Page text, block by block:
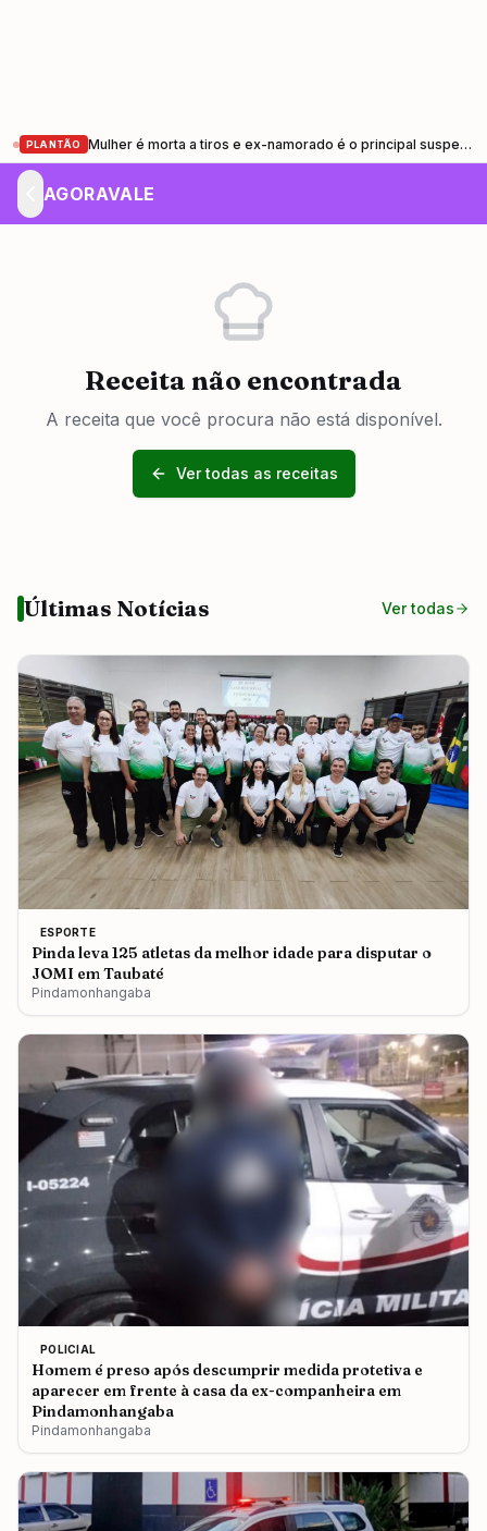
PLANTÃO Mulher é morta a tiros e ex-namorado é o principal suspeito em Pindamonhangaba
AGORAVALE
Receita não encontrada
A receita que você procura não está disponível.
Ver todas as receitas
Últimas Notícias Ver todas
ESPORTE
Pinda leva 125 atletas da melhor idade para disputar o
JOMI em Taubaté
Pindamonhangaba
POLICIAL
Homem é preso após descumprir medida protetiva e
aparecer em frente à casa da ex-companheira em
Pindamonhangaba
Pindamonhangaba